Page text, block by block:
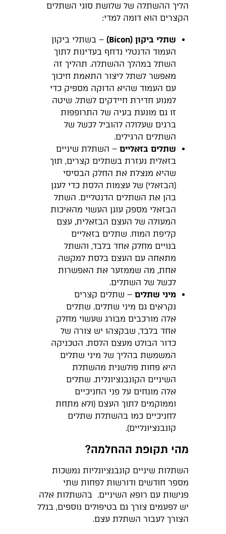
הליך ההשתלה של שלושת סוגי השתלים
הקצרים הוא דומה למדי:
שתלי ביקון (Bicon
) – בשתלי ביקון
העמוד הדנטלי נדחף בעדינות לתוך
השתל במהלך ההשתלה. תהליך זה
מאפשר לשתל ליצור התאמת חיכוך
עם העמוד שהיא הדוקה מספיק כדי
למנוע חדירת חיידקים לשתל. שיטה
זו גם מונעת בעיה של התרופפות
ברגים שעלולה להוביל לכשל של
השתלים הרגילים.
שתלים בזאליים – השתלת שיניים
בזאלית נעזרת בשתלים קצרים, תוך
שהיא מנצלת את החלק הבסיסי
(הבזאלי) של עצמות הלסת כדי לעגן
בהן את השתלים הדנטליים. השתל
הבזאלי מספק עוגן העשוי מהאיכות
המעולה של העצם הבזאלית, עצם
קליפת המוח. שתלים בזאליים
בנויים מחלק אחד בלבד, והשתל
מתאחה עם העצם בלסת למקשה
אחת, מה שממזער את האפשרות
לכשל של השתלים.
מיני שתלים – שתלים קצרים
נקראים גם מיני שתלים. שתלים
אלה מורכבים מבורג שעשוי מחלק
אחד בלבד, שבקצהו יש צורה של
כדור הבולט מעצם הלסת. הטכניקה
המשמשת בהליך של מיני שתלים
היא פחות פולשנית מהשתלת
השיניים הקונבנציונלית. שתלים
אלה מונחים על פני החניכיים
וממוקמים לתוך העצם (ולא מתחת
לחניכיים כמו בהשתלת שתלים
קונבנציונליים).
מהי תקופת ההחלמה?
השתלות שיניים קונבנציונליות נמשכות
מספר חודשים ודורשות לפחות שתי
פגישות עם רופא השיניים. בהשתלות אלה
יש לפעמים צורך גם בטיפולים נוספים, בגלל
הצורך לעבור השתלת עצם.